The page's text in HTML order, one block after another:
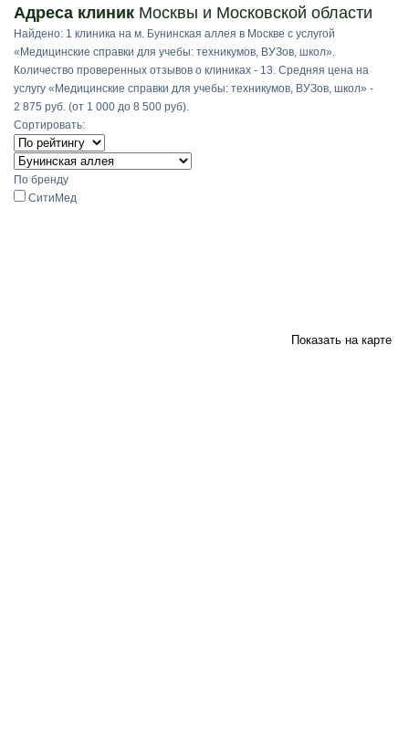
Адреса клиник Москвы и Московской области
Найдено: 1 клиника на м. Бунинская аллея в Москве с услугой
«Медицинские справки для учебы: техникумов, ВУЗов, школ».
Количество проверенных отзывов о клиниках - 13. Средняя цена на
услугу «Медицинские справки для учебы: техникумов, ВУЗов, школ» -
2 875 руб. (от 1 000 до 8 500 руб).
Сортировать:
По бренду
СитиМед
Показать на карте